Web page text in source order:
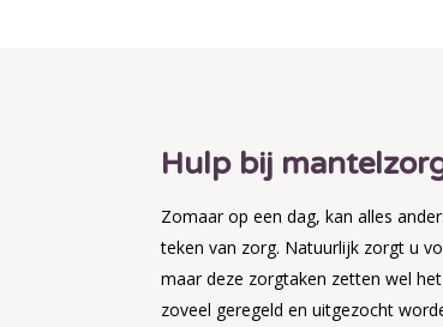
Hulp bij
Zomaar op een dag, kan alles
teken van zorg. Natuurlijk zorgt u
maar deze zorgtaken zetten wel
zoveel geregeld en uitgezocht